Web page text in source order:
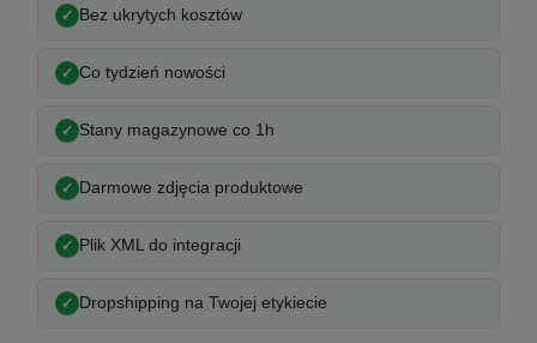
Bez ukrytych kosztów
Co tydzień nowości
Stany magazynowe co 1h
Darmowe zdjęcia produktowe
Plik XML do integracji
Dropshipping na Twojej etykiecie